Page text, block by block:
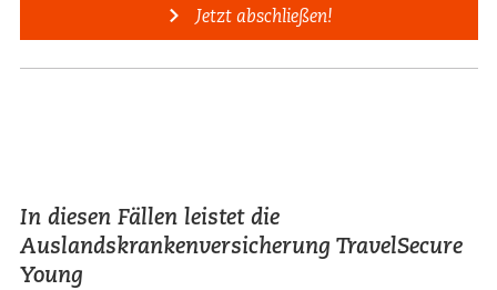
Jetzt abschließen!
In diesen Fällen leistet die
Auslandskrankenversicherung TravelSecure
Young